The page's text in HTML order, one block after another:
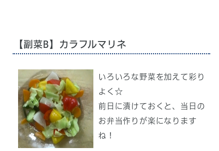
【副菜B】カラフルマリネ
いろいろな野菜を加えて彩り
よく☆
前日に漬けておくと、当日の
お弁当作りが楽になります
ね！